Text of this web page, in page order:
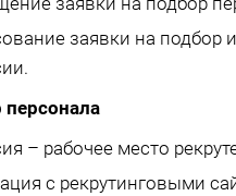
заявки на подбор
– рабочее место
с рекрутинговыми